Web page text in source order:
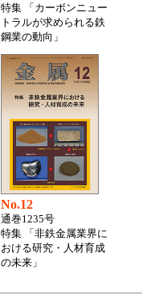
特集 「カーボンニュー
トラルが求められる鉄
鋼業の動向」
No.12
通巻1235号
特集 「非鉄金属業界に
おける研究・人材育成
の未来」